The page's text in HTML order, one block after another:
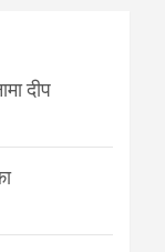
दीप